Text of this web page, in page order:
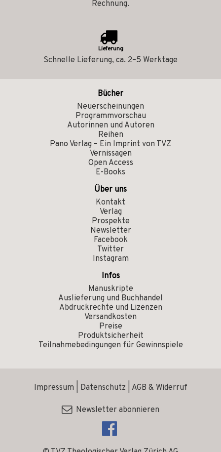
Rechnung.
Lieferung
Schnelle Lieferung, ca. 2–5 Werktage
Bücher
Neuerscheinungen
Programmvorschau
Autorinnen und Autoren
Reihen
Pano Verlag – Ein Imprint von TVZ
Vernissagen
Open Access
E-Books
Über uns
Kontakt
Verlag
Prospekte
Newsletter
Facebook
Twitter
Instagram
Infos
Manuskripte
Auslieferung und Buchhandel
Abdruckrechte und Lizenzen
Versandkosten
Preise
Produktsicherheit
Teilnahmebedingungen für Gewinnspiele
Impressum Datenschutz AGB & Widerruf
Newsletter abonnieren